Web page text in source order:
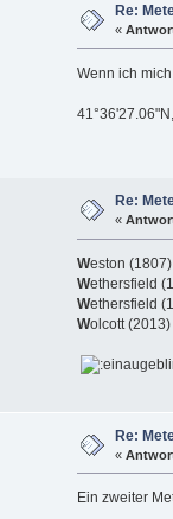
Re:
«
Wenn ich
Re:
«
Weston
Wethersfield
Wethersfield
Wolcott (2013)
Re:
«
Ein zweiter